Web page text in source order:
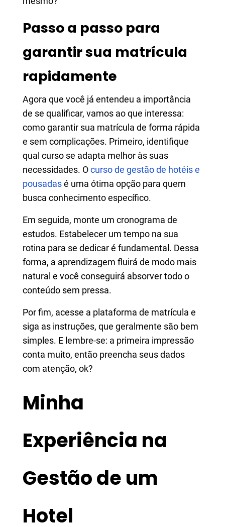
Passo a passo para
garantir sua matrícula
rapidamente
Agora que você já entendeu a importância
de se qualificar, vamos ao que interessa:
como garantir sua matrícula de forma rápida
e sem complicações. Primeiro, identifique
qual curso se adapta melhor às suas
necessidades. Ocurso de gestão de hotéis e
pousadasé uma ótima opção para quem
busca conhecimento específico.
Em seguida, monte um cronograma de
estudos. Estabelecer um tempo na sua
rotina para se dedicar é fundamental. Dessa
forma, a aprendizagem fluirá de modo mais
natural e você conseguirá absorver todo o
conteúdo sem pressa.
Por fim, acesse a plataforma de matrícula e
siga as instruções, que geralmente são bem
simples. E lembre-se: a primeira impressão
conta muito, então preencha seus dados
com atenção, ok?
Minha
Experiência na
Gestão de um
Hotel